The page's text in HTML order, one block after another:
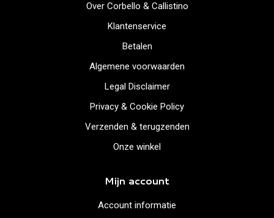
Over Corbello & Callistino
Klantenservice
Betalen
Algemene voorwaarden
Legal Disclaimer
Privacy & Cookie Policy
Verzenden & terugzenden
Onze winkel
Mijn account
Account informatie